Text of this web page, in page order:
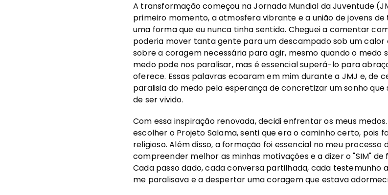
A transformação começou na Jornada Mundial da Juventude
primeiro momento, a atmosfera vibrante e a união de jovens
uma forma que eu nunca tinha sentido. Cheguei a comentar
poderia mover tanta gente para um descampado sob um calor
sobre a coragem necessária para agir, mesmo quando o medo
medo pode nos paralisar, mas é essencial superá-lo para
oferece. Essas palavras ecoaram em mim durante a JMJ e, de
paralisia do medo pela esperança de concretizar um sonho
de ser vivido.
Com essa inspiração renovada, decidi enfrentar os meus
escolher o Projeto Salama, senti que era o caminho certo, pois
religioso. Além disso, a formação foi essencial no meu processo
compreender melhor as minhas motivações e a dizer o "SIM"
Cada passo dado, cada conversa partilhada, cada testemunho
me paralisava e a despertar uma coragem que estava